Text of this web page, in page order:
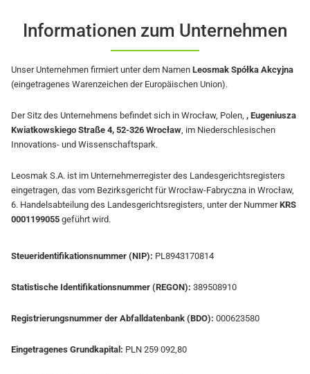
Informationen zum Unternehmen
Unser Unternehmen firmiert unter dem Namen Leosmak Spółka Akcyjna
(eingetragenes Warenzeichen der Europäischen Union).
Der Sitz des Unternehmens befindet sich in Wrocław, Polen, , Eugeniusza
Kwiatkowskiego Straße 4, 52-326 Wrocław , im Niederschlesischen
Innovations- und Wissenschaftspark.
Leosmak S.A. ist im Unternehmerregister des Landesgerichtsregisters
eingetragen, das vom Bezirksgericht für Wrocław-Fabryczna in Wrocław,
6. Handelsabteilung des Landesgerichtsregisters, unter der NummerKRS
0001199055 geführt wird.
Steueridentifikationsnummer (NIP): PL8943170814
Statistische Identifikationsnummer (REGON): 389508910
Registrierungsnummer der Abfalldatenbank (BDO): 000623580
Eingetragenes Grundkapital: PLN 259 092,80